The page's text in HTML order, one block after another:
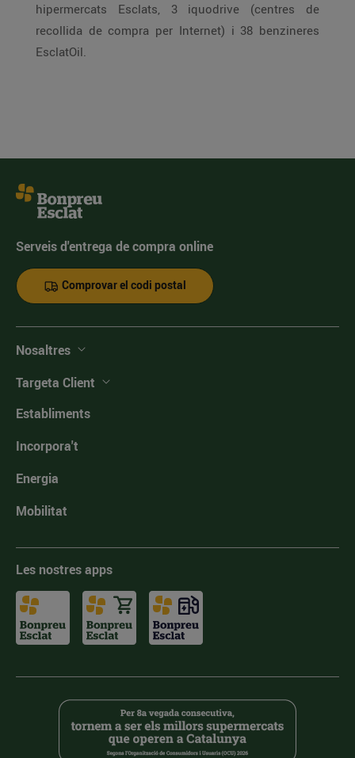
hipermercats Esclats, 3 iquodrive (centres de
recollida de compra per Internet) i 38 benzineres
EsclatOil.
Serveis d'entrega de compra online
Comprovar el codi postal
Nosaltres
Targeta Client
Establiments
Incorpora't
Energia
Mobilitat
Les nostres apps